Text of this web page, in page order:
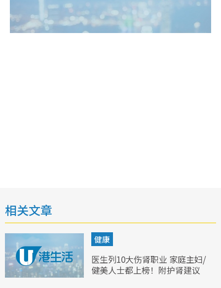
相关文章
健康
医生列10大伤肾职业 家庭主妇/
健美人士都上榜！附护肾建议